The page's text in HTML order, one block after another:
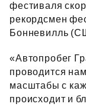
фестиваля
рекордсмен
Бонневилль
«Автопробег
проводится
масштабы с
происходит и